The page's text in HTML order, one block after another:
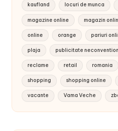
kaufland locuri de munca
magazine online magazin
online orange pariuri
plaja publicitate
reclame retail romania
shopping shopping online
vacante Vama Veche